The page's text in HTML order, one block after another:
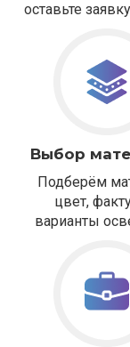
оставьте
Выбор
Подберём
цвет,
варианты